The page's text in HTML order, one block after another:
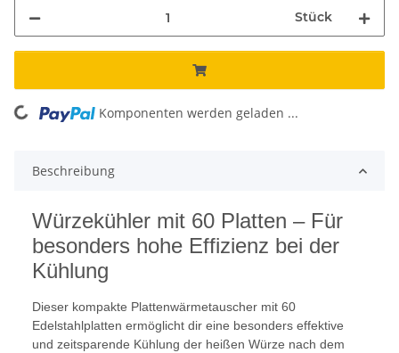
Stück
Loading... Komponenten werden geladen ...
Beschreibung
Würzekühler mit 60 Platten – Für
besonders hohe Effizienz bei der
Kühlung
Dieser kompakte Plattenwärmetauscher mit 60
Edelstahlplatten ermöglicht dir eine besonders effektive
und zeitsparende Kühlung der heißen Würze nach dem